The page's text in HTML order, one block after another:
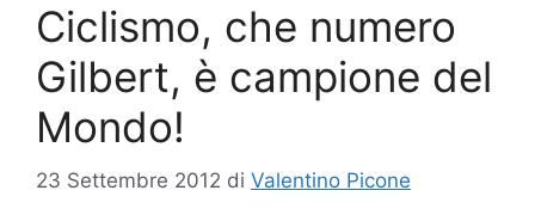
Ciclismo, che numero
Gilbert, è campione del
Mondo!
23 Settembre 2012 di Valentino Picone